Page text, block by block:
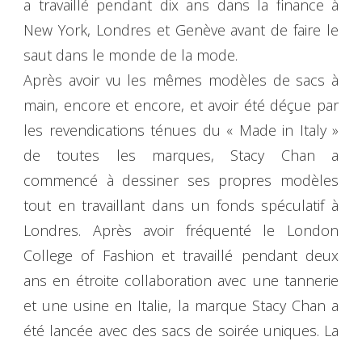
a travaillé pendant dix ans dans la finance à
New York, Londres et Genève avant de faire le
saut dans le monde de la mode.
Après avoir vu les mêmes modèles de sacs à
main, encore et encore, et avoir été déçue par
les revendications ténues du « Made in Italy »
de toutes les marques, Stacy Chan a
commencé à dessiner ses propres modèles
tout en travaillant dans un fonds spéculatif à
Londres. Après avoir fréquenté le London
College of Fashion et travaillé pendant deux
ans en étroite collaboration avec une tannerie
et une usine en Italie, la marque Stacy Chan a
été lancée avec des sacs de soirée uniques. La